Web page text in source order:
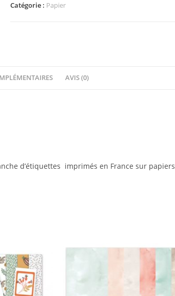
:Catégorie : Papier
AVIS (0)
d’étiquettes imprimés en France sur papiers